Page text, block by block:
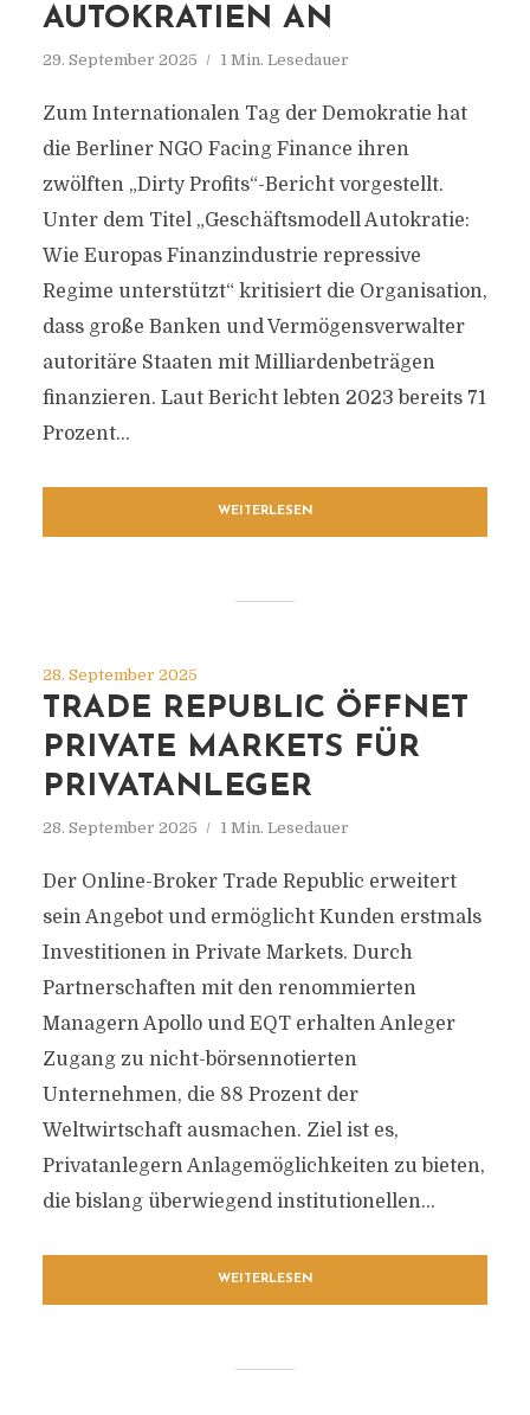
AUTOKRATIEN AN
29. September 2025 1 Min. Lesedauer
Zum Internationalen Tag der Demokratie hat
die Berliner NGO Facing Finance ihren
zwölften „Dirty Profits“-Bericht vorgestellt.
Unter dem Titel „Geschäftsmodell Autokratie:
Wie Europas Finanzindustrie repressive
Regime unterstützt“ kritisiert die Organisation,
dass große Banken und Vermögensverwalter
autoritäre Staaten mit Milliardenbeträgen
finanzieren. Laut Bericht lebten 2023 bereits 71
Prozent...
WEITERLESEN
28. September 2025
TRADE REPUBLIC ÖFFNET
PRIVATE MARKETS FÜR
PRIVATANLEGER
28. September 2025 1 Min. Lesedauer
Der Online-Broker Trade Republic erweitert
sein Angebot und ermöglicht Kunden erstmals
Investitionen in Private Markets. Durch
Partnerschaften mit den renommierten
Managern Apollo und EQT erhalten Anleger
Zugang zu nicht-börsennotierten
Unternehmen, die 88 Prozent der
Weltwirtschaft ausmachen. Ziel ist es,
Privatanlegern Anlagemöglichkeiten zu bieten,
die bislang überwiegend institutionellen...
WEITERLESEN